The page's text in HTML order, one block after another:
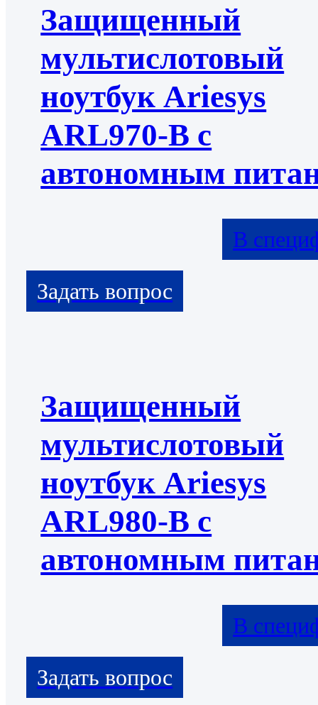
Защищенный
мультислотовый
ноутбук Ariesys
ARL970-B с
автономным
В
Защищенный
мультислотовый
ноутбук Ariesys
ARL980-B с
автономным
В